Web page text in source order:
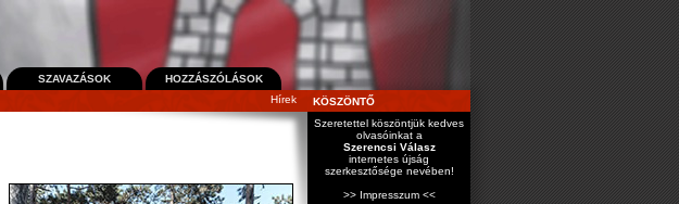
SZAVAZÁSOK
HOZZÁSZÓLÁSOK
KÖSZÖNTŐ
Szeretettel köszöntjük kedves
olvasóinkat a
Szerencsi Válasz
internetes újság
szerkesztősége nevében!
>> Impresszum <<
Hírek